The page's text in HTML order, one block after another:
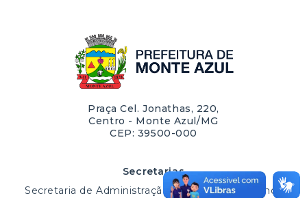
Praça Cel. Jonathas, 220,
Centro - Monte Azul/MG
CEP: 39500-000
Secretarias
Secretaria de Administração e Recursos Humanos